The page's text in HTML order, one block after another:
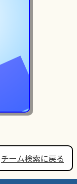
チーム検索に戻る